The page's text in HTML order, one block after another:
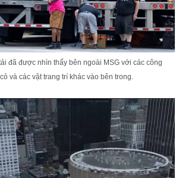
đã được nhìn thấy bên ngoài MSG với các công
và các vật trang trí khác vào bên trong.